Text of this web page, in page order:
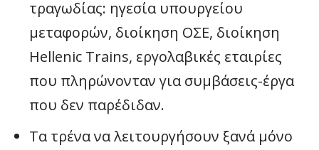
τραγωδίας: ηγεσία υπουργείου
μεταφορών, διοίκηση ΟΣΕ, διοίκηση
Hellenic Trains, εργολαβικές εταιρίες
που πληρώνονταν για συμβάσεις-έργα
που δεν παρέδιδαν.
Τα τρένα να λειτουργήσουν ξανά μόνο